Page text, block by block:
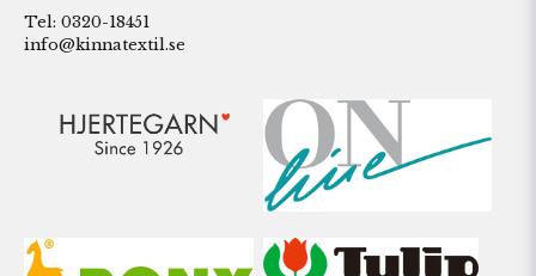
Tel: 0320-18451
info@kinnatextil.se